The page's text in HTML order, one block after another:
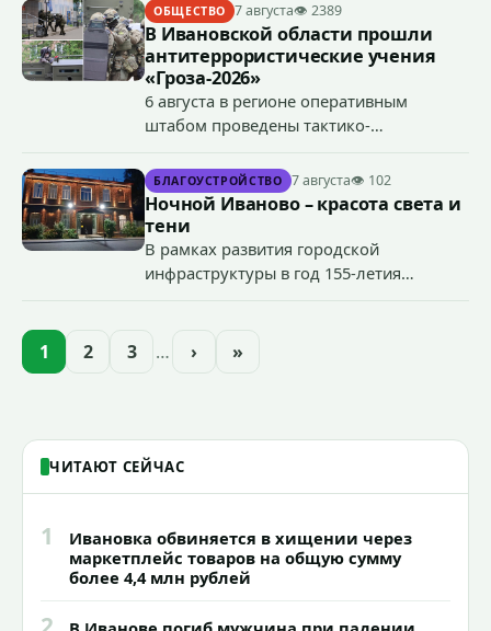
ОБЩЕСТВО 7 августа👁 2389
В Ивановской области прошли
антитеррористические учения
«Гроза-2026»
6 августа в регионе оперативным
штабом проведены тактико-
террористического акта на объекте
органов государственной власти.
«Гроза-2026».
БЛАГОУСТРОЙСТВО 7 августа👁 102
Ночной Иваново – красота света и
тени
В рамках развития городской
инфраструктуры в год 155-летия
проекта подсветки исторических
1 2 3 … › »
ЧИТАЮТ СЕЙЧАС
1
Ивановка обвиняется в хищении через
маркетплейс товаров на общую сумму
более 4,4 млн рублей